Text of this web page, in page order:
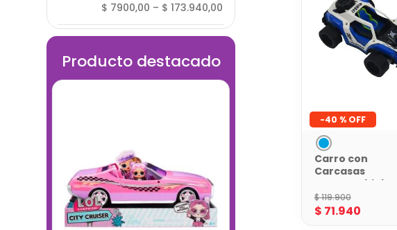
$ 7900,00 – $ 173.940,00
Producto destacado
-40 %
Carro con
Carcasas
Intercambiables
Toy Logic
$119.900
$ 71.940